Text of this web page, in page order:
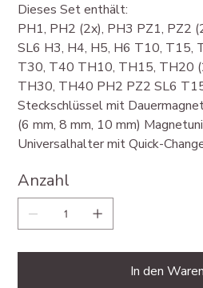
Dieses Set enthält:
PH1, PH2 (2x), PH3 PZ1, PZ2
SL6 H3, H4, H5, H6 T10, T15,
T30, T40 TH10, TH15, TH20
TH30, TH40 PH2 PZ2 SL6
Steckschlüssel mit
(6 mm, 8 mm, 10 mm)
Universalhalter mit Quick-
Anzahl
In den